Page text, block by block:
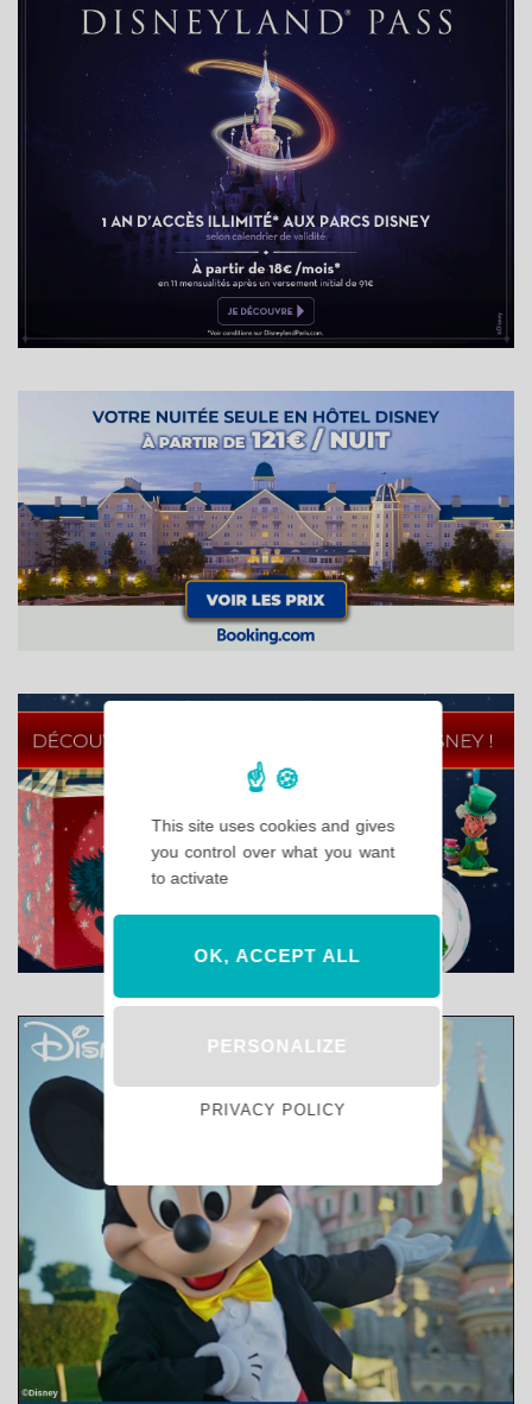
This site uses cookies and gives
you control over what you want
to activate
OK, ACCEPT ALL
PERSONALIZE
PRIVACY POLICY